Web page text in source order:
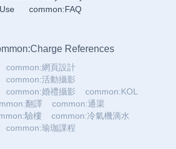
common:FAQ
References
common:網頁設計
common:活動攝影
common:婚禮攝影
common:KOL
翻譯
common:通渠
驗樓
common:冷氣機滴水
common:瑜珈課程